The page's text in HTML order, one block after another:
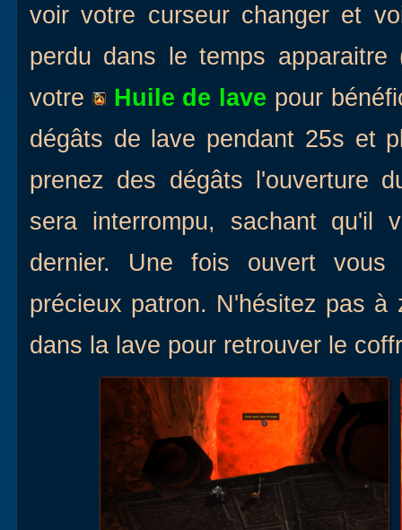
voir votre curseur changer et
perdu dans le temps apparaitre
votre
Huile de lave pour
dégâts de lave pendant 25s et
prenez des dégâts l'ouverture
sera interrompu, sachant qu'il
dernier. Une fois ouvert
précieux patron. N'hésitez pas
dans la lave pour retrouver le